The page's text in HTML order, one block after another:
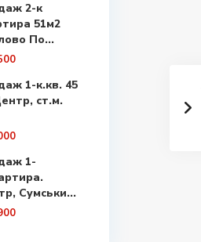
2-к
51м2
По...
1-к.кв. 45
ст.м.
1-
Сумськи...